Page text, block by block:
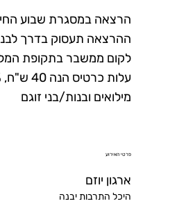
הרצאה במסגרת שבוע
ההרצאה תעסוק בדרך
לקום ממשבר בתקופת
מילואים ובנות/בני זוגם
פרטי האירוע
ארגון יוזם
היכל התרבות יבנה